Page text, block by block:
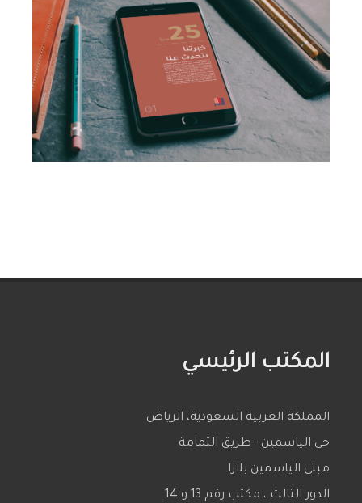
المكتب الرئيسي
المملكة العربية السعودية، الرياض
حي الياسمين - طريق الثمامة
مبنى الياسمين بلازا
الدور الثالث ، مكتب رقم 13 و 14